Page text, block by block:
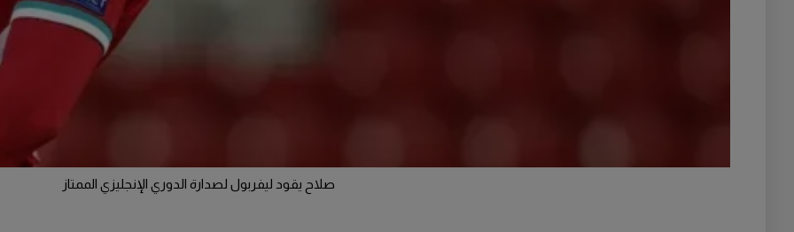
صلاح يقود ليفربول لصدارة الدوري الإنجليزي الممتاز